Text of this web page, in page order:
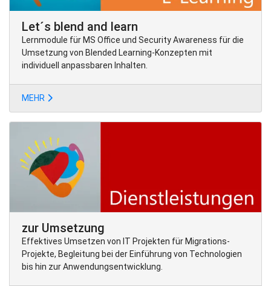
Let´s blend and learn
Lernmodule für MS Office und Security Awareness für die
Umsetzung von Blended Learning-Konzepten mit
individuell anpassbaren Inhalten.
MEHR
zur Umsetzung
Effektives Umsetzen von IT Projekten für Migrations-
Projekte, Begleitung bei der Einführung von Technologien
bis hin zur Anwendungsentwicklung.